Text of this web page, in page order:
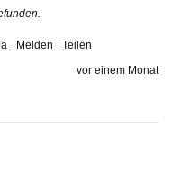
Melden
Teilen
vor einem Monat